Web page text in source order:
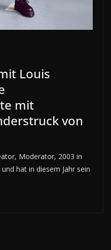
Louis
mit
von
Moderator, 2003 in
hat in diesem Jahr sein